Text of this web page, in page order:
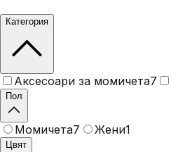
Категория
Аксесоари за момичета7
Пол
Момичета7 Жени1
Цвят